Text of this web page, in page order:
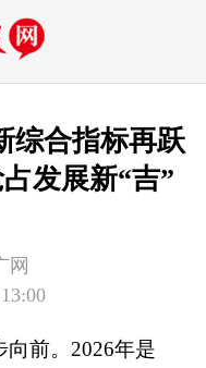
综合指标再跃
发展新“吉”
网
前。2026年是